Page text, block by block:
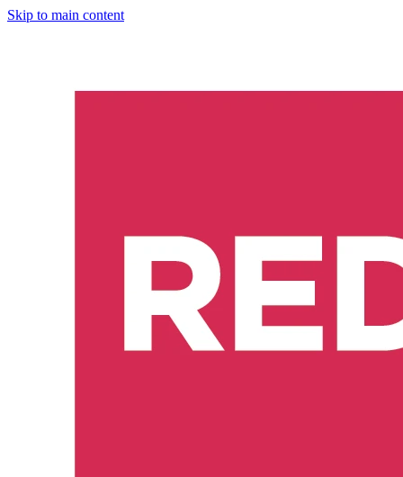
Skip to main content